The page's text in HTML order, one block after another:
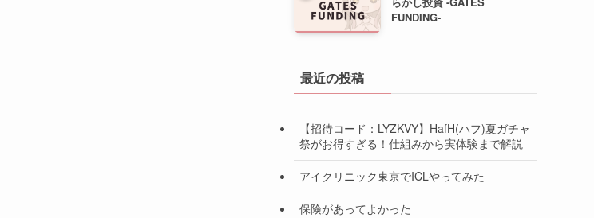
FUNDING-
最近の投稿
【招待コード：LYZKVY】HafH(ハフ)夏ガチャ
祭がお得すぎる！仕組みから実体験まで解説
アイクリニック東京でICLやってみた
保険があってよかった